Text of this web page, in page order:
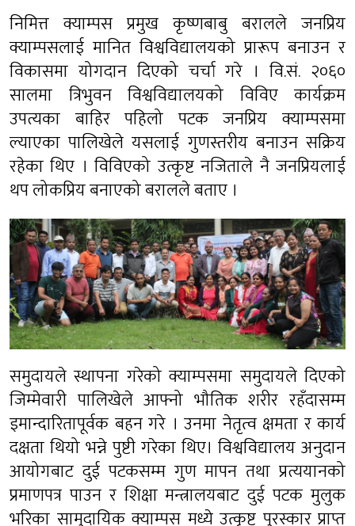
निमित्त क्याम्पस प्रमुख कृष्णबाबु बरालले जनप्रिय
क्याम्पसलाई मानित विश्वविद्यालयको प्रारूप बनाउन र
विकासमा योगदान दिएको चर्चा गरे । वि.सं. २०६०
सालमा त्रिभुवन विश्वविद्यालयको विविए कार्यक्रम
उपत्यका बाहिर पहिलो पटक जनप्रिय क्याम्पसमा
ल्याएका पालिखेले यसलाई गुणस्तरीय बनाउन सक्रिय
रहेका थिए । विविएको उत्कृष्ट नजिताले नै जनप्रियलाई
थप लोकप्रिय बनाएको बरालले बताए ।
समुदायले स्थापना गरेको क्याम्पसमा समुदायले दिएको
जिम्मेवारी पालिखेले आफ्नो भौतिक शरीर रहँदासम्म
इमान्दारितापूर्वक बहन गरे । उनमा नेतृत्व क्षमता र कार्य
दक्षता थियो भन्ने पुष्टी गरेका थिए। विश्वविद्यालय अनुदान
आयोगबाट दुई पटकसम्म गुण मापन तथा प्रत्ययानको
प्रमाणपत्र पाउन र शिक्षा मन्त्रालयबाट दुई पटक मुलुक
भरिका सामुदायिक क्याम्पस मध्ये उत्कृष्ट पुरस्कार प्राप्त